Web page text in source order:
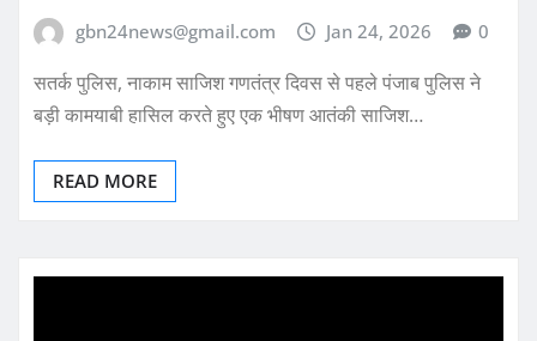
gbn24news@gmail.com Jan 24, 2026 0
सतर्क पुलिस, नाकाम साजिश गणतंत्र दिवस से पहले पंजाब पुलिस ने
बड़ी कामयाबी हासिल करते हुए एक भीषण आतंकी साजिश…
READ MORE